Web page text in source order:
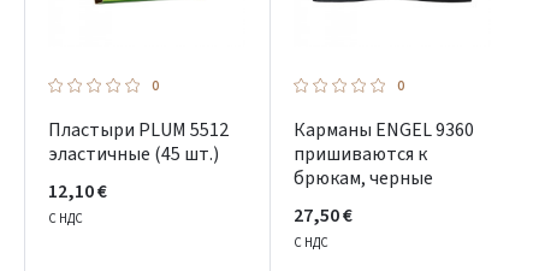
0
Пластыри PLUM 5512
эластичные (45 шт.)
12,10 €
С НДС
0
Карманы ENGEL 9360
пришиваются к
брюкам, черные
27,50 €
С НДС